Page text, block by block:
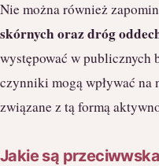
Nie można również
skórnych oraz dróg
występować w publicznych
czynniki mogą wpływać na
związane z tą formą
Jakie są